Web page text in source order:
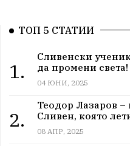
ТОП 5 СТАТИИ
1.
Сливенски
да промени света!
04 ЮНИ, 2025
2.
Теодор Лазаров –
Сливен, която
08 АПР, 2025